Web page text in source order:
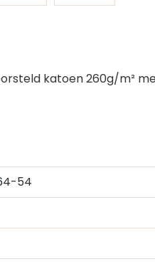
katoen 260g/m²
54